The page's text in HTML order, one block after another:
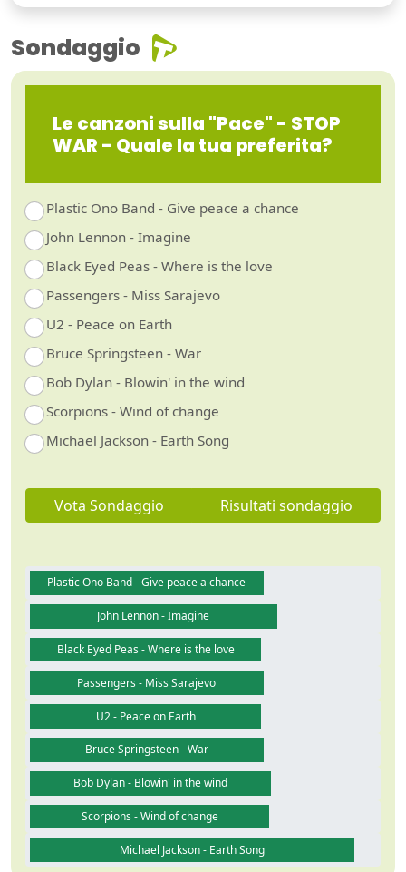
Sondaggio
Le canzoni sulla "Pace" - STOP
WAR - Quale la tua preferita?
Plastic Ono Band - Give peace a chance
John Lennon - Imagine
Black Eyed Peas - Where is the love
Passengers - Miss Sarajevo
U2 - Peace on Earth
Bruce Springsteen - War
Bob Dylan - Blowin' in the wind
Scorpions - Wind of change
Michael Jackson - Earth Song
Vota Sondaggio Risultati sondaggio
Plastic Ono Band - Give peace a chance
John Lennon - Imagine
Black Eyed Peas - Where is the love
Passengers - Miss Sarajevo
U2 - Peace on Earth
Bruce Springsteen - War
Bob Dylan - Blowin' in the wind
Scorpions - Wind of change
Michael Jackson - Earth Song